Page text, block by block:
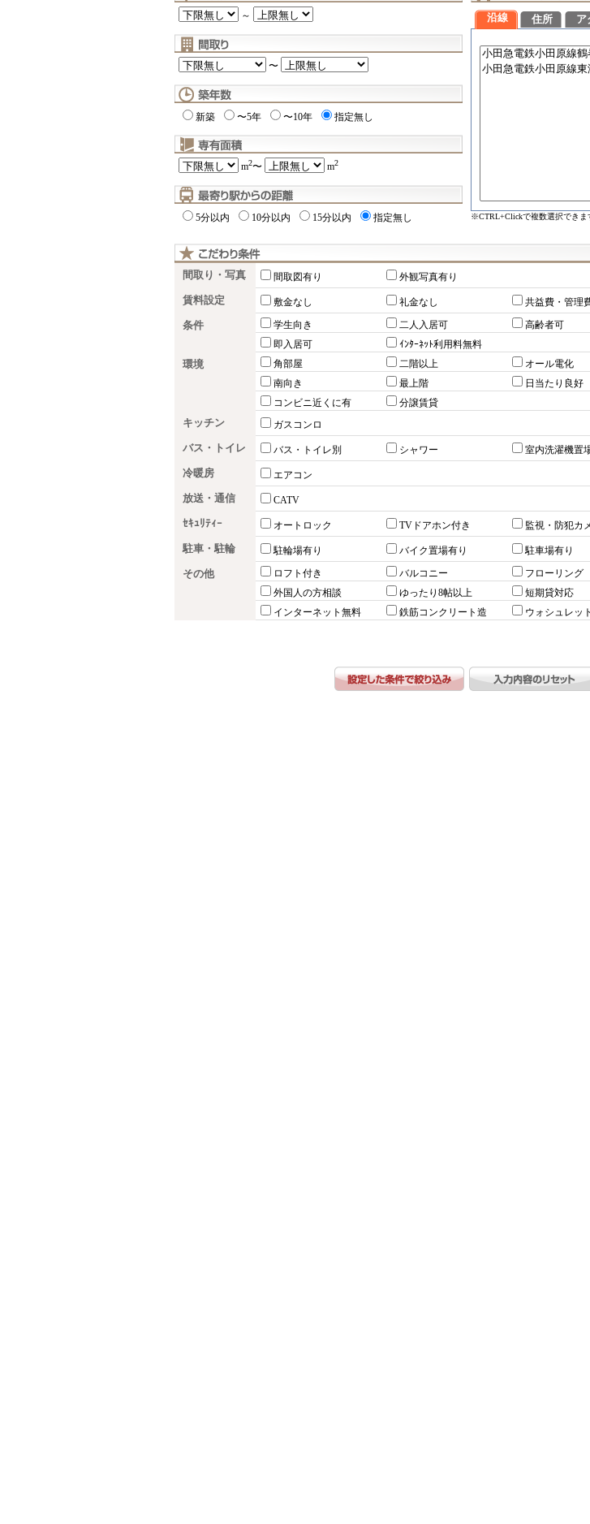
～
〜
新築 〜5年 〜10年 指定無し
m2〜 m2
5分以内 10分以内 15分以内 指定無し
沿線 住所 ア
※CTRL+Clickで複数選択できま
間取り・写真 間取図有り 外観写真有り
賃料設定 敷金なし 礼金なし 共益費・管理
条件 学生向き 二人入居可 高齢者可
即入居可
ｲﾝﾀｰﾈｯﾄ利用料無料
環境 角部屋 二階以上 オール電化
南向き
最上階 日当たり良好
コンビニ近くに有
分譲賃貸
キッチン ガスコンロ
バス・トイレ バス・トイレ別 シャワー 室内洗濯機置
冷暖房 エアコン
放送・通信 CATV
ｾｷｭﾘﾃｨｰ オートロック TVドアホン付き 監視・防犯カ
駐車・駐輪 駐輪場有り バイク置場有り 駐車場有り
その他 ロフト付き バルコニー フローリング
外国人の方相談
ゆったり8帖以上 短期貸対応
インターネット無料
鉄筋コンクリート造 ウォシュレット